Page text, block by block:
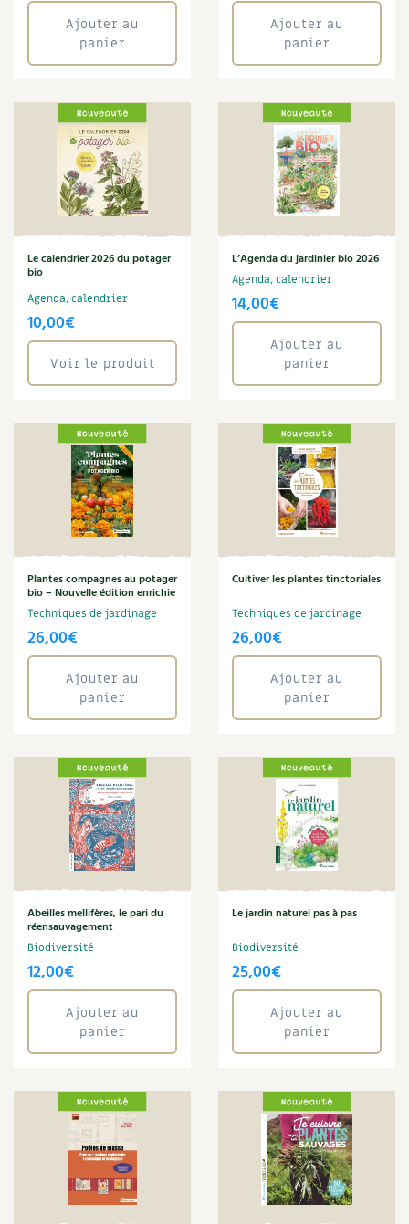
Joseph Chauffrey
Légumes
Macérat
Maladie
Maraîchage
Marc Dufumier
Marie Chioca
Marie-Laure Tombini
Martine Cotinat
Matériaux
Mathilde Magnan
Mauvaise herbe
Maux
Meuble
Microferme
Monde
Noix
Nourriture
Obsèques
Oiseaux
Optimiser l'espace
Organisation
Ornement
Paillage
Pain
Pâte
Peinture
Pelouse
Permaculture
Petits déjeuners
Pharmacie naturelle
Phytothérapie
Plantes
Plantes médicinales
Plantes sauvages
Plants
Potager
Potager en lasagnes
Potions
Poules
pub-canicule
Punk
Ravageur
Recette
Rénovation
Rotation
Ruche
Salade
Sandwich
Ajouter au
panier
prix
initial
était :
prix
actuel
est :
Ajouter au
panier
Le calendrier 2026 du potager
bio
Agenda, calendrier
10,00€
Voir le produit
L’Agenda du jardinier bio 2026
Agenda, calendrier
14,00€
Ajouter au
panier
Plantes compagnes au potager
bio – Nouvelle édition enrichie
Techniques de jardinage
26,00€
Ajouter au
panier
Cultiver les plantes tinctoriales
Techniques de jardinage
26,00€
Ajouter au
panier
Abeilles mellifères, le pari du
réensauvagement
Biodiversité
12,00€
Ajouter au
panier
Le jardin naturel pas à pas
Biodiversité
25,00€
Ajouter au
panier